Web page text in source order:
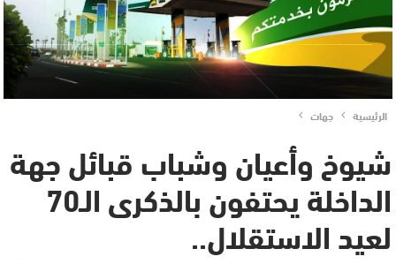
الرئيسية جهات
شيوخ وأعيان وشباب قبائل جهة
الداخلة يحتفون بالذكرى الـ70
لعيد الاستقلال..